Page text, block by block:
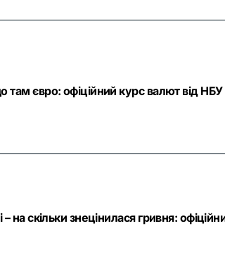
там євро: офіційний курс валют від
на скільки знецінилася гривня: